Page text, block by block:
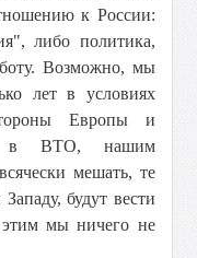
к России:
либо политика,
Возможно, мы
лет в условиях
Европы и
в ВТО, нашим
мешать, те
будут вести
мы ничего не